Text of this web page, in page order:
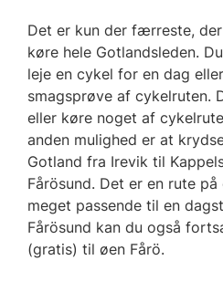
Det er kun der færreste,
køre hele Gotlandsleden.
leje en cykel for en dag
smagsprøve af cykelruten.
eller køre noget af
anden mulighed er at
Gotland fra Irevik til
Fårösund. Det er en rute
meget passende til en
Fårösund kan du også
(gratis) til øen Fårö.